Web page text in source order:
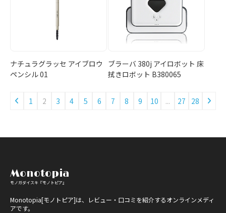
ナチュラグラッセ アイブロウ
ペンシル 01
ブラーバ 380j アイロボット 床
拭きロボット B380065
1 2 3 4 5 6 7 8 9 10 ... 27 28
Monotopia
モノガダイスキ『モノトピア』
Monotopia[モノトピア]は、レビュー・口コミを紹介するオンラインメディ
アです。